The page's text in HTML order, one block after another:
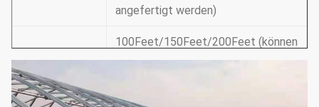
angefertigt werden)
Länge
100Feet/150Feet/200Feet (können
besonders angefertigt werden),
angefertigt werden)